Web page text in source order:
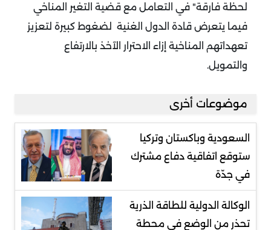
لحظة فارقة" في التعامل مع قضية التغير المناخي
فيما يتعرض قادة الدول الغنية لضغوط كبيرة لتعزيز
تعهداتهم المناخية إزاء الاحترار الآخذ بالارتفاع
والتمويل.
موضوعات أخرى
السعودية وباكستان وتركيا
ستوقع اتفاقية دفاع مشترك
في جدّة
الوكالة الدولية للطاقة الذرية
تحذر من الوضع في محطة